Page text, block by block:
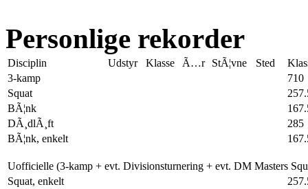
Personlige rekorder
Disciplin Udstyr Klasse Ã…r StÃ¦vne Sted
3-kamp
710
Squat
BÃ¦nk
DÃ¸dlÃ¸ft
285
BÃ¦nk, enkelt
Uofficielle (3-kamp + evt. Divisionsturnering + evt. DM Masters
Squat, enkelt